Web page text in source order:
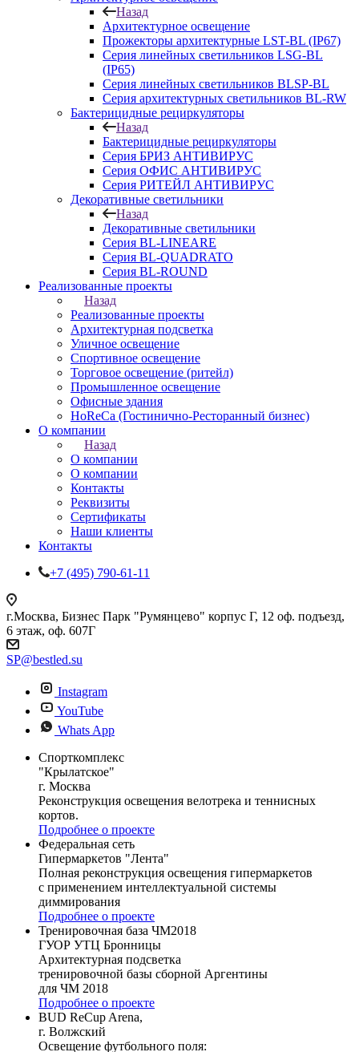
Назад
Архитектурное освещение
Прожекторы архитектурные LST-BL (IP67)
Серия линейных светильников LSG-BL
(IP65)
Серия линейных светильников BLSP-BL
Серия архитектурных светильников BL-RW
Бактерицидные рециркуляторы
Назад
Бактерицидные рециркуляторы
Серия БРИЗ АНТИВИРУС
Серия ОФИС АНТИВИРУС
Серия РИТЕЙЛ АНТИВИРУС
Декоративные светильники
Назад
Декоративные светильники
Серия BL-LINEARE
Серия BL-QUADRATO
Серия BL-ROUND
Реализованные проекты
Назад
Реализованные проекты
Архитектурная подсветка
Уличное освещение
Спортивное освещение
Торговое освещение (ритейл)
Промышленное освещение
Офисные здания
HoReCa (Гостинично-Ресторанный бизнес)
О компании
Назад
О компании
О компании
Контакты
Реквизиты
Сертификаты
Наши клиенты
Контакты
+7 (495) 790-61-11
г.Москва, Бизнес Парк "Румянцево" корпус Г, 12 оф. подъезд,
6 этаж, оф. 607Г
SP@bestled.su
Instagram
YouTube
Whats App
Спорткомплекс
"Крылатское"
г. Москва
Реконструкция освещения велотрека и теннисных
кортов.
Подробнее о проекте
Федеральная сеть
Гипермаркетов "Лента"
Полная реконструкция освещения гипермаркетов
с применением интеллектуальной системы
диммирования
Подробнее о проекте
Тренировочная база ЧМ2018
ГУОР УТЦ Бронницы
Архитектурная подсветка
тренировочной базы сборной Аргентины
для ЧМ 2018
Подробнее о проекте
BUD ReCup Arena,
г. Волжский
Освещение футбольного поля: